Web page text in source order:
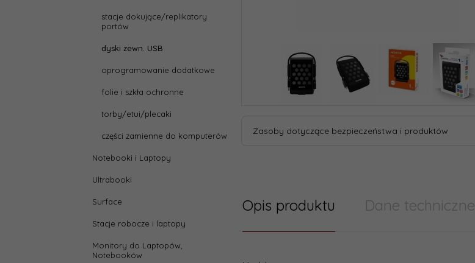
stacje dokujące/replikatory
portów
dyski zewn. USB
oprogramowanie dodatkowe
folie i szkła ochronne
torby/etui/plecaki
części zamienne do komputerów
Notebooki i Laptopy
Ultrabooki
Surface
Stacje robocze i laptopy
Monitory do Laptopów,
Notebooków
Zasoby dotyczące bezpieczeństwa i produktów
Opis produktu Dane techniczne